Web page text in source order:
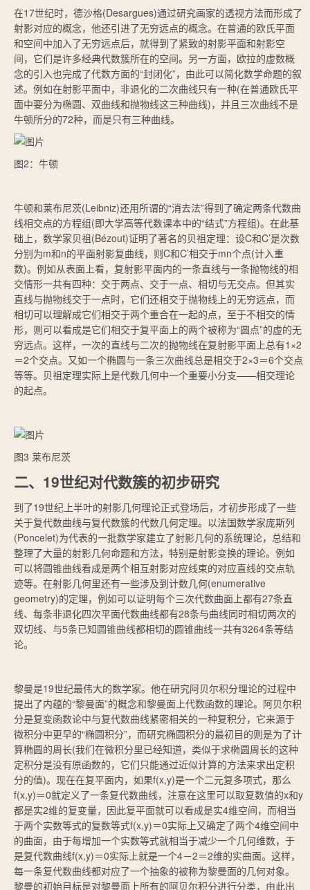
在17世纪时，德沙格(Desargues)通过研究画家的透视方法而形成了
射影对应的概念，他还引进了无穷远点的概念。在普通的欧氏平面
和空间中加入了无穷远点后，就得到了紧致的射影平面和射影空
间，它们是许多经典代数簇所在的空间。另一方面，欧拉的虚数概
念的引入也完成了代数方面的“封闭化”，由此可以简化数学命题的叙
述。例如在射影平面中，非退化的二次曲线只有一种(在普通欧氏平
面中要分为椭圆、双曲线和抛物线这三种曲线)，并且三次曲线不是
牛顿所分的72种，而是只有三种曲线。
图2：牛顿
牛顿和莱布尼茨(Leibniz)还用所谓的“消去法”得到了确定两条代数曲
线相交点的方程组(即大学高等代数课本中的“结式”方程组)。在此基
础上，数学家贝祖(Bézout)证明了著名的贝祖定理：设C和C’是次数
分别为m和n的平面射影复曲线，则C和C’相交于mn个点(计入重
数)。例如从表面上看，复射影平面内的一条直线与一条抛物线的相
交情形一共有四种：交于两点、交于一点、相切与无交点。但其实
直线与抛物线交于一点时，它们还相交于抛物线上的无穷远点，而
相切可以理解成它们相交于两个重合在一起的点，至于不相交的情
形，则可以看成是它们相交于复平面上的两个被称为“圆点”的虚的无
穷远点。这样，一次的直线与二次的抛物线在复射影平面上总有1×2
＝2个交点。又如一个椭圆与一条三次曲线总是相交于2×3＝6个交点
等等。贝祖定理实际上是代数几何中一个重要小分支——相交理论
的起点。
图3 莱布尼茨
二、19世纪对代数簇的初步研究
到了19世纪上半叶的射影几何理论正式登场后，才初步形成了一些
关于复代数曲线与复代数簇的代数几何定理。以法国数学家庞斯列
(Poncelet)为代表的一批数学家建立了射影几何的系统理论，总结和
整理了大量的射影几何命题和方法，特别是射影变换的理论。例如
可以将圆锥曲线看成是两个相互射影对应线束的对应直线的交点轨
迹等。在射影几何里还有一些涉及到计数几何(enumerative
geometry)的定理，例如可以证明每个三次代数曲面上都有27条直
线、每条非退化四次平面代数曲线都有28条与曲线同时相切两次的
双切线、与5条已知圆锥曲线都相切的圆锥曲线一共有3264条等结
论。
黎曼是19世纪最伟大的数学家。他在研究阿贝尔积分理论的过程中
提出了内蕴的“黎曼面”的概念和黎曼面上代数函数的理论。阿贝尔积
分是复变函数论中与复代数曲线紧密相关的一种复积分，它来源于
微积分中更早的“椭圆积分”，而研究椭圆积分的最初目的则是为了计
算椭圆的周长(我们在微积分里已经知道，类似于求椭圆周长的这种
定积分是没有原函数的，它们只能通过近似计算的方法来求出定积
分的值)。现在在复平面内，如果f(x,y)是一个二元复多项式，那么
f(x,y)＝0就定义了一条复代数曲线，注意在这里可以取复数值的x和y
都是实2维的复变量，因此复平面就可以看成是实4维空间，而相当
于两个实数等式的复数等式f(x,y)＝0实际上又确定了两个4维空间中
的曲面，由于每增加一个实数等式就相当于减少一个几何维数，于
是复代数曲线f(x,y)＝0实际上就是一个4－2＝2维的实曲面。这样，
每一条复代数曲线都对应了一个抽象的被称为黎曼面的几何对象。
黎曼的初始目标是对黎曼面上所有的阿贝尔积分进行分类，由此出